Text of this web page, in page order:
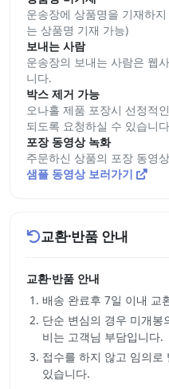
운송장에 상품명을 기재하
는 상품명 기재 가능)
보내는 사람
운송장의 보내는 사람은 웹
니다.
박스 제거 가능
오나홀 제품 포장시 선정적
되도록 요청하실 수 있습니
포장 동영상 녹화
주문하신 상품의 포장 동영
샘플 동영상 보러가기
교환·반품 안내
교환·반품 안내
배송 완료후 7일 이내 교
단순 변심의 경우 미개봉
비는 고객님 부담입니다.
접수를 하지 않고 임의로
있습니다.